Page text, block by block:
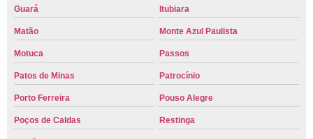
Guará Itubiara
Matão Monte Azul Paulista
Motuca Passos
Patos de Minas Patrocínio
Porto Ferreira Pouso Alegre
Poços de Caldas Restinga